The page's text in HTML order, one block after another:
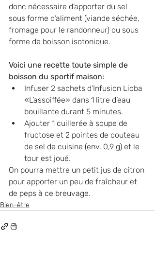
donc nécessaire d’apporter du sel
sous forme d’aliment (viande séchée,
fromage pour le randonneur) ou sous
forme de boisson isotonique.
Voici une recette toute simple de
boisson du sportif maison:
Infuser 2 sachets d’Infusion Lioba
«L’assoiffée» dans 1 litre d’eau
bouillante durant 5 minutes.
Ajouter 1 cuillerée à soupe de
fructose et 2 pointes de couteau
de sel de cuisine (env. 0,9 g) et le
tour est joué.
On pourra mettre un petit jus de citron
pour apporter un peu de fraîcheur et
de peps à ce breuvage.
Bien-être